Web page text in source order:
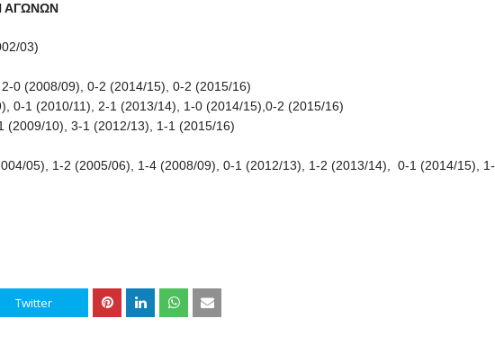
ΑΓΩΝΩΝ
03)
0 (2008/09), 0-2 (2014/15), 0-2 (2015/16)
0-1 (2010/11), 2-1 (2013/14), 1-0 (2014/15),0-2 (2015/16)
(2009/10), 3-1 (2012/13), 1-1 (2015/16)
05), 1-2 (2005/06), 1-4 (2008/09), 0-1 (2012/13), 1-2 (2013/14), 0-1 (2014/15), 1-
Twitter